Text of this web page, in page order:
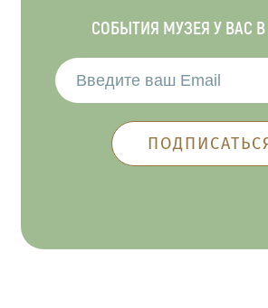
СОБЫТИЯ МУЗЕЯ У ВАС